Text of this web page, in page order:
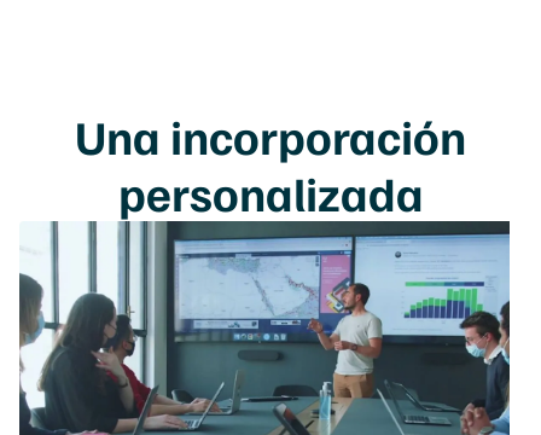
Una incorporación
personalizada